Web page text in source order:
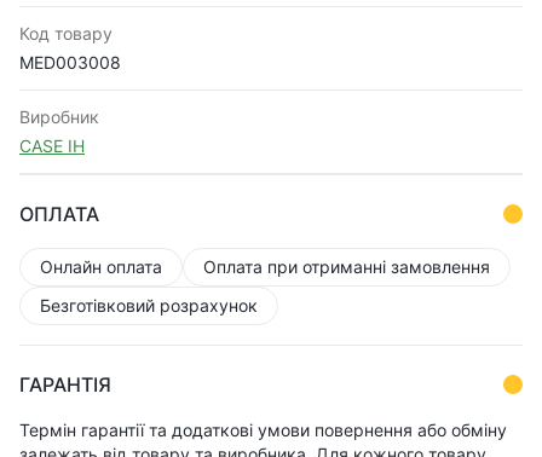
Код товару
MED003008
Виробник
CASE IH
ОПЛАТА
Онлайн оплата
Оплата при отриманні замовлення
Безготівковий розрахунок
ГАРАНТІЯ
Термін гарантії та додаткові умови повернення або обміну